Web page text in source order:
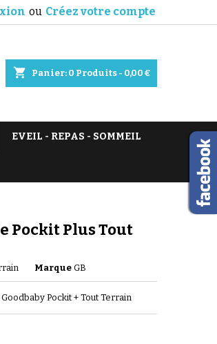
ou Créez votre compte
shopping_cart Panier: 0 Produits - 0,00 €
EVEIL - REPAS - SOMMEIL
Pockit Plus Tout
Marque GB
Pockit + Tout Terrain